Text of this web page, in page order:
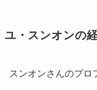
ユ・スンオンの
スンオンさんのプロ